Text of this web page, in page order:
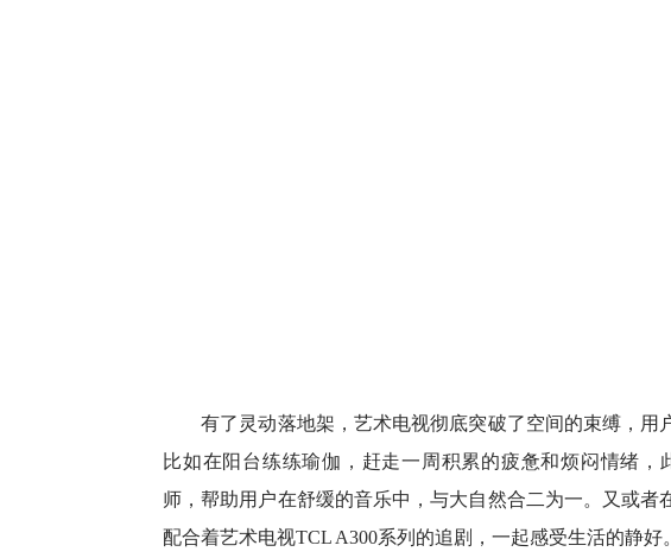
有了灵动落地架，艺术电视彻底突破了空间的束缚，用
比如在阳台练练瑜伽，赶走一周积累的疲惫和烦闷情绪，
师，帮助用户在舒缓的音乐中，与大自然合二为一。又或者
配合着艺术电视TCL A300系列的追剧，一起感受生活的静好。